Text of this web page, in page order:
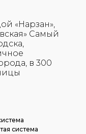
«Нарзан»,
Самый
в 300
система